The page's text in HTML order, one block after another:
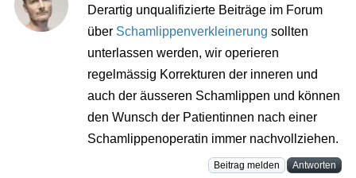
Derartig unqualifizierte Beiträge im Forum
über Schamlippenverkleinerung sollten
unterlassen werden, wir operieren
regelmässig Korrekturen der inneren und
auch der äusseren Schamlippen und können
den Wunsch der Patientinnen nach einer
Schamlippenoperatin immer nachvollziehen.
Beitrag melden Antworten